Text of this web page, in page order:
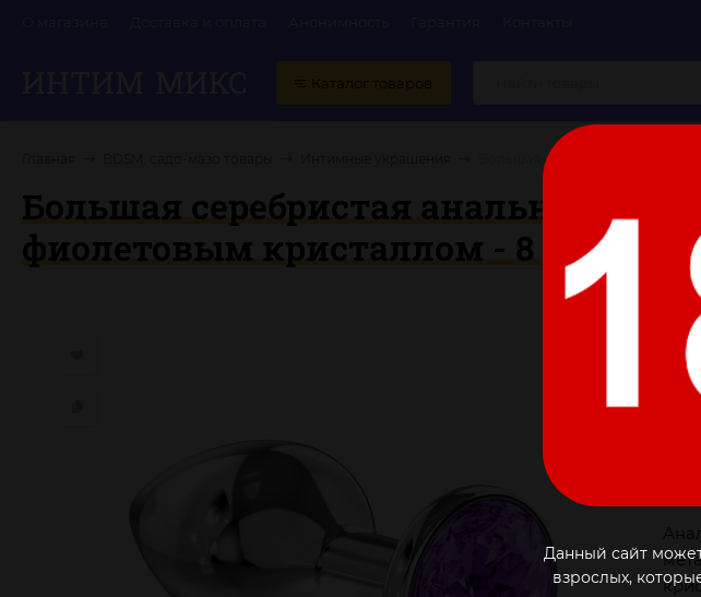
Каталог товаров
Данный сайт
взрослых,
Большая серебристая
Большая серебристая анальная
фиолетовым кристаллом - 8 см.
Цвет: